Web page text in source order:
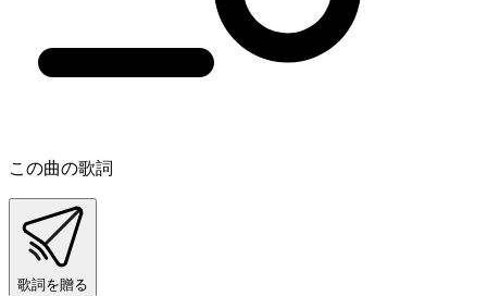
この曲の歌詞
歌詞を贈る